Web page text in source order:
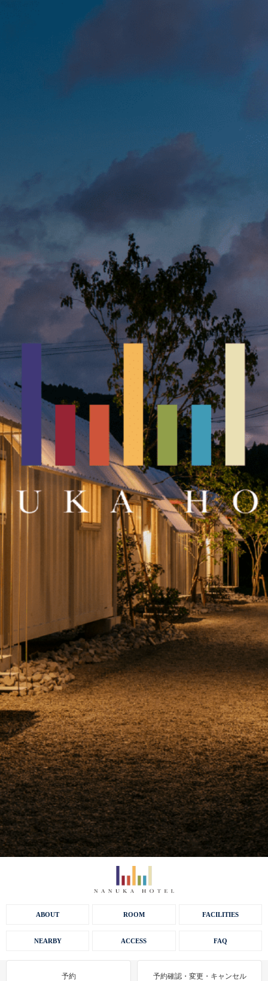
ABOUT ROOM FACILITIES
NEARBY ACCESS FAQ
予約 予約確認・変更・キャンセル